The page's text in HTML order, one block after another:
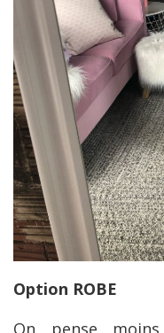
Option ROBE
On pense